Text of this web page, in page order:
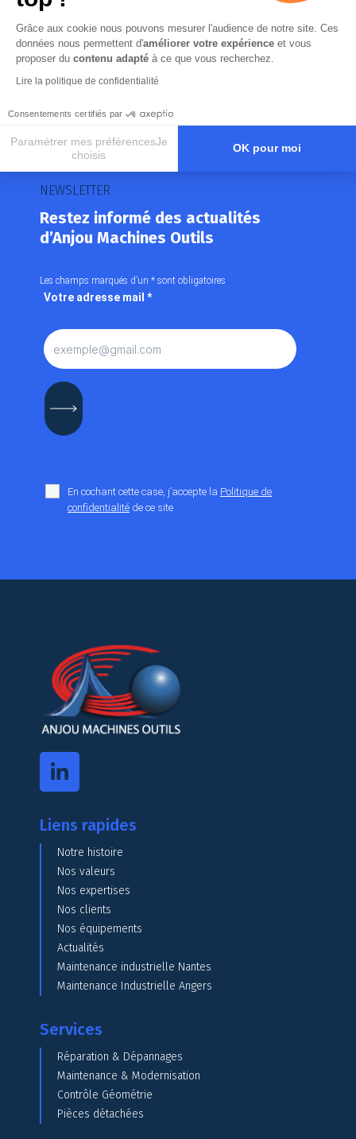
Grâce aux cookie nous pouvons mesurer l'audience de notre site. Ces
données nous permettent d'améliorer votre expérience et vous
proposer du contenu adapté à ce que vous recherchez.
Lire la politique de confidentialité
Consentements certifiés par
Paramétrer mes préférencesJe
choisis
OK pour moi
NEWSLETTER
Restez informé des actualités
d’Anjou Machines Outils
Les champs marqués d’un * sont obligatoires
Votre adresse mail *
En cochant cette case, j’accepte la Politique de
confidentialité de ce site
Liens rapides
Notre histoire
Nos valeurs
Nos expertises
Nos clients
Nos équipements
Actualités
Maintenance industrielle Nantes
Maintenance Industrielle Angers
Services
Réparation & Dépannages
Maintenance & Modernisation
Contrôle Géométrie
Pièces détachées